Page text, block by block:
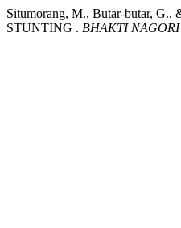
Situmorang, M., Butar-butar,
STUNTING . BHAKTI NAGORI